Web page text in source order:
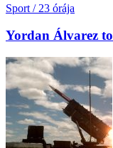
Sport / 23 órája
Yordan Álvarez